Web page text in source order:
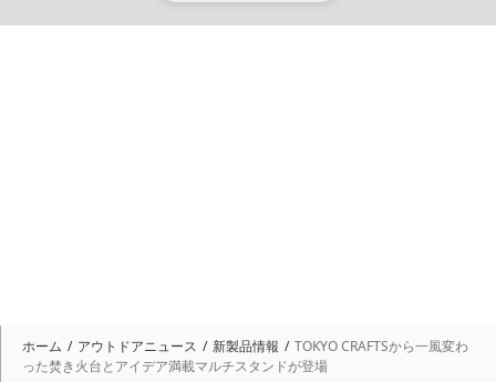
ホーム アウトドアニュース 新製品情報
TOKYO CRAFTSから一風変わ
った焚き火台とアイデア満載マルチスタンドが登場